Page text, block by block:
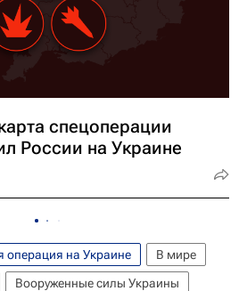
спецоперации
России на Украине
операция на Украине
В мире
Вооруженные силы Украины